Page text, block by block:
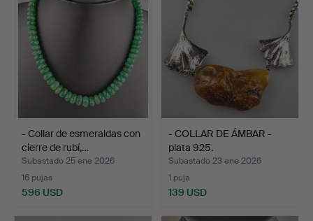
- Collar de esmeraldas con
cierre de rubí,…
Subastado 25 ene 2026
16 pujas
596 USD
- COLLAR DE ÁMBAR -
plata 925.
Subastado 23 ene 2026
1 puja
139 USD